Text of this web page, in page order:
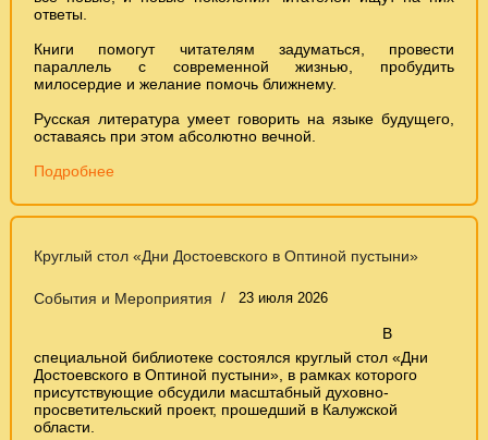
ответы.
Книги помогут читателям задуматься, провести
параллель с современной жизнью, пробудить
милосердие и желание помочь ближнему.
Русская литература умеет говорить на языке будущего,
оставаясь при этом абсолютно вечной.
Подробнее
Круглый стол «Дни Достоевского в Оптиной пустыни»
События и Мероприятия 23 июля 2026
В
специальной библиотеке состоялся круглый стол «Дни
Достоевского в Оптиной пустыни», в рамках которого
присутствующие обсудили масштабный духовно-
просветительский проект, прошедший в Калужской
области.